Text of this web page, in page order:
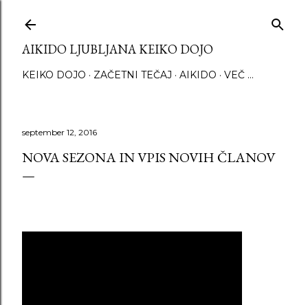
AIKIDO LJUBLJANA KEIKO DOJO
KEIKO DOJO ZAČETNI TEČAJ AIKIDO VEČ …
september 12, 2016
NOVA SEZONA IN VPIS NOVIH ČLANOV